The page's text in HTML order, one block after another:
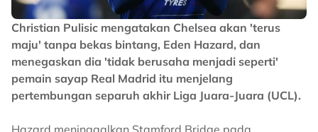
Christian Pulisic mengatakan Chelsea akan 'terus
maju' tanpa bekas bintang, Eden Hazard, dan
menegaskan dia 'tidak berusaha menjadi seperti'
pemain sayap Real Madrid itu menjelang
pertembungan separuh akhir Liga Juara-Juara (UCL).
Hazard meninggalkan Stamford Bridge pada